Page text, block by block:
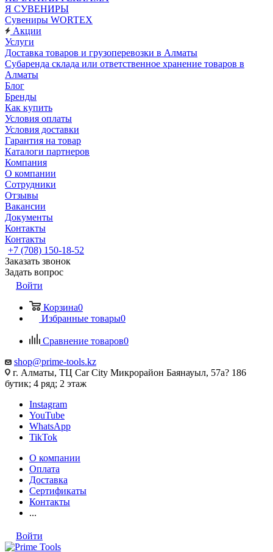
Я СУВЕНИРЫ
Сувениры WORTEX
Акции
Услуги
Доставка товаров и грузоперевозки в Алматы
Субаренда склада или ответственное хранение товаров в
Алматы
Блог
Бренды
Как купить
Условия оплаты
Условия доставки
Гарантия на товар
Каталоги партнеров
Компания
О компании
Сотрудники
Отзывы
Вакансии
Документы
Контакты
Контакты
+7 (708) 150-18-52
Заказать звонок
Задать вопрос
Войти
Корзина0
Избранные товары0
Сравнение товаров0
shop@prime-tools.kz
г. Алматы, ТЦ Car City​ ​Микрорайон Баянауыл, 57а? ​186
бутик; 4 ряд; 2 этаж
Instagram
YouTube
WhatsApp
TikTok
О компании
Оплата
Доставка
Сертификаты
Контакты
...
Войти